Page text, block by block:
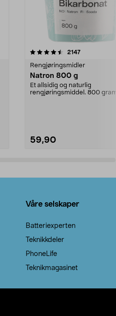
2147anmeldelser
Rengjøringsmidler
Natron 800 g
Et allsidig og naturlig
rengjøringsmiddel. 800 gram
59,90
4.0av 5 stjerner
Våre selskaper
Batteriexperten
Teknikkdeler
PhoneLife
Teknikmagasinet